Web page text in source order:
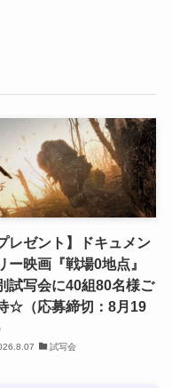
レゼント】ドキュメン
ー映画『戦場0地点』
試写会に40組80名様ご
☆（応募締切：8月19
試写会